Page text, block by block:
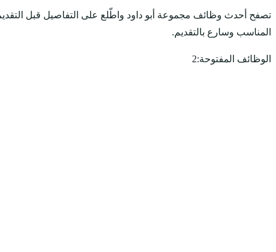
تصفح أحدث وظائف مجموعة أبو داود واطّلع على التفاصيل قبل
المناسب وسارع بالتقديم.
الوظائف المفتوحة:2